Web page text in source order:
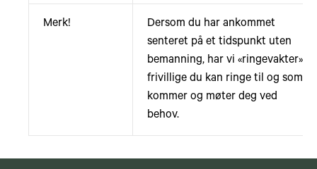
Merk!
Dersom du har ankommet
senteret på et tidspunkt uten
bemanning, har vi «ringevakter»,
frivillige du kan ringe til og som
kommer og møter deg ved
behov.